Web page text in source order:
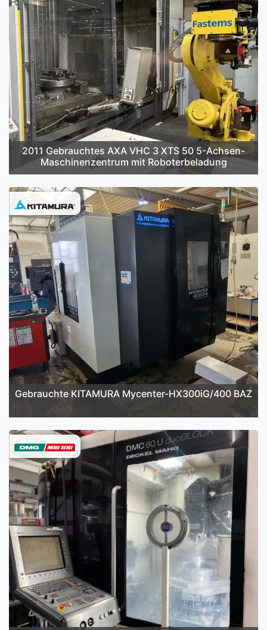
2011 Gebrauchtes AXA VHC 3 XTS 50 5-Achsen-
Maschinenzentrum mit Roboterbeladung
Gebrauchte KITAMURA Mycenter-HX300iG/400 BAZ